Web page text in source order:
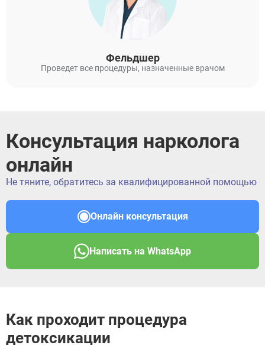
Фельдшер
Проведет все процедуры, назначенные врачом
Консультация нарколога
онлайн
Не тяните, обратитесь за квалифицированной помощью
Онлайн консультация
Написать на WhatsApp
Как проходит процедура
детоксикации
Отправить
Оставляя заявку Вы соглашаетесь сполитикой
конфиденциальности
ЗАПОЛНИТЕ ФОРМУ
Заполните форму ниже, мы вам
перезвоним
конфиденциальности
ВЫБРАТЬ ГОРОД